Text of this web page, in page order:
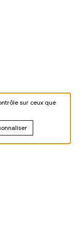
sur ceux que